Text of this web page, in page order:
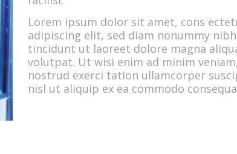
Lorem ipsum dolor sit amet, cons
adipiscing elit, sed diam nonummy
tincidunt ut laoreet dolore magna
volutpat. Ut wisi enim ad minim
nostrud exerci tation ullamcorper
nisl ut aliquip ex ea commodo